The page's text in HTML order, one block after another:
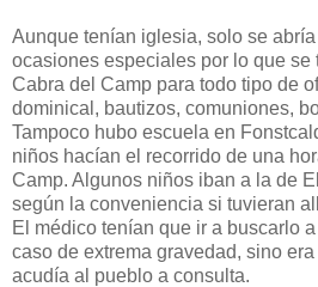
Aunque tenían iglesia, solo se
ocasiones especiales por lo que se
Cabra del Camp para todo tipo de
dominical, bautizos, comuniones,
Tampoco hubo escuela en
niños hacían el recorrido de una
Camp. Algunos niños iban a la de
según la conveniencia si tuvieran
El médico tenían que ir a buscarlo
caso de extrema gravedad, sino
acudía al pueblo a consulta.